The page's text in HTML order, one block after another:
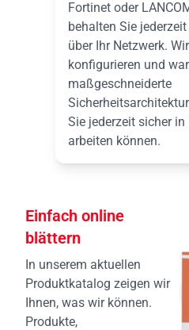
Fortinet oder
behalten Sie
über Ihr Netzwerk.
konfigurieren und
maßgeschneiderte
Sie jederzeit sicher
arbeiten können.
Einfach online
blättern
In unserem aktuellen
Produktkatalog zeigen wir
Ihnen, was wir können.
Produkte,